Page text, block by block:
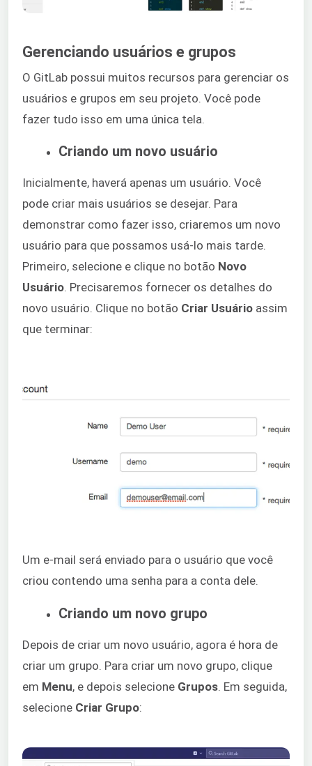
Gerenciando usuários e grupos
O GitLab possui muitos recursos para gerenciar os
usuários e grupos em seu projeto. Você pode
fazer tudo isso em uma única tela.
Criando um novo usuário
Inicialmente, haverá apenas um usuário. Você
pode criar mais usuários se desejar. Para
demonstrar como fazer isso, criaremos um novo
usuário para que possamos usá-lo mais tarde.
Primeiro, selecione e clique no botão Novo
Usuário. Precisaremos fornecer os detalhes do
novo usuário. Clique no botão Criar Usuário assim
que terminar:
Um e-mail será enviado para o usuário que você
criou contendo uma senha para a conta dele.
Criando um novo grupo
Depois de criar um novo usuário, agora é hora de
criar um grupo. Para criar um novo grupo, clique
em Menu, e depois selecione Grupos. Em seguida,
selecione Criar Grupo: